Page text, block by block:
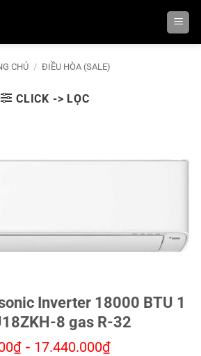
CHỦ / ĐIỀU HÒA (SALE)
CLICK -> LỌC
Inverter 18000 BTU 1
8 gas R-32
₫ - 17.440.000₫